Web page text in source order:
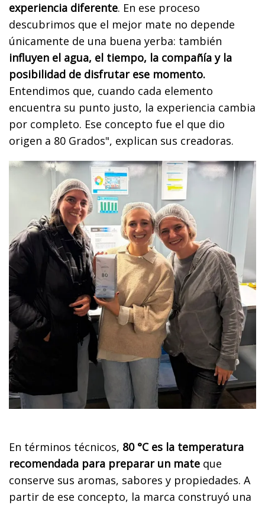
experiencia diferente. En ese proceso
descubrimos que el mejor mate no depende
únicamente de una buena yerba: también
influyen el agua, el tiempo, la compañía y la
posibilidad de disfrutar ese momento.
Entendimos que, cuando cada elemento
encuentra su punto justo, la experiencia cambia
por completo. Ese concepto fue el que dio
origen a 80 Grados", explican sus creadoras.
En términos técnicos, 80 °C es la temperatura
recomendada para preparar un mate que
conserve sus aromas, sabores y propiedades. A
partir de ese concepto, la marca construyó una